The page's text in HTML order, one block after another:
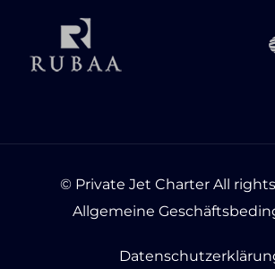
© Private Jet Charter All
Allgemeine